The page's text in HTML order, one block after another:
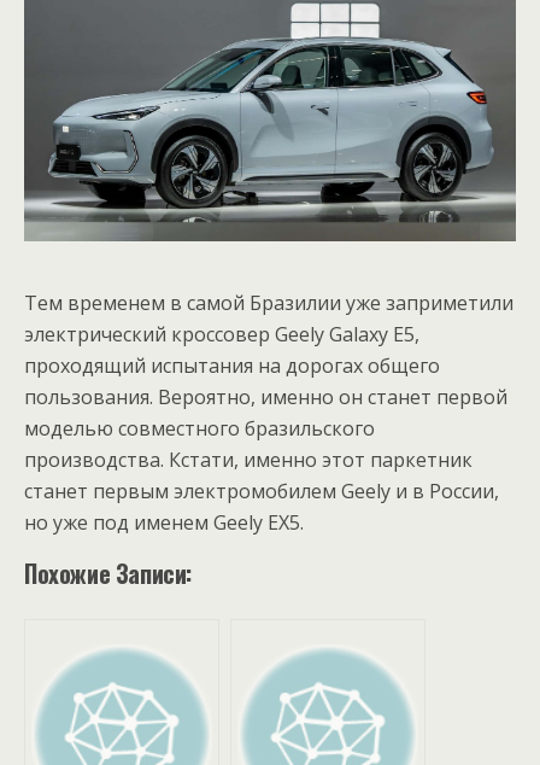
Тем временем в самой Бразилии уже заприметили
электрический кроссовер Geely Galaxy E5,
проходящий испытания на дорогах общего
пользования. Вероятно, именно он станет первой
моделью совместного бразильского
производства. Кстати, именно этот паркетник
станет первым электромобилем Geely и в России,
но уже под именем Geely EX5.
Похожие Записи: